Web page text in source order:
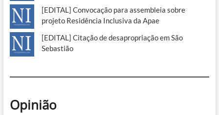
[EDITAL] Convocação para assembleia sobre
projeto Residência Inclusiva da Apae
[EDITAL] Citação de desapropriação em São
Sebastião
Opinião